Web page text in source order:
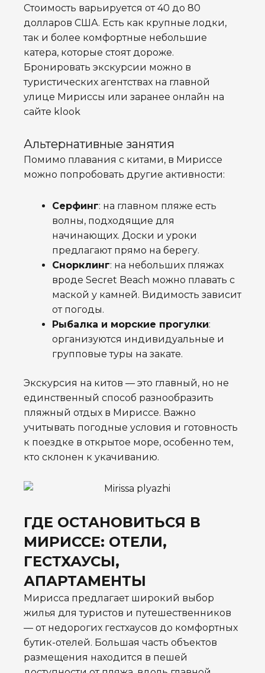
Стоимость варьируется от 40 до 80
долларов США. Есть как крупные лодки,
так и более комфортные небольшие
катера, которые стоят дороже.
Бронировать экскурсии можно в
туристических агентствах на главной
улице Мириссы или заранее онлайн на
сайте klook
Альтернативные занятия
Помимо плавания с китами, в Мириссе
можно попробовать другие активности:
Серфинг: на главном пляже есть
волны, подходящие для
начинающих. Доски и уроки
предлагают прямо на берегу.
Снорклинг: на небольших пляжах
вроде Secret Beach можно плавать с
маской у камней. Видимость зависит
от погоды.
Рыбалка и морские прогулки:
организуются индивидуальные и
групповые туры на закате.
Экскурсия на китов — это главный, но не
единственный способ разнообразить
пляжный отдых в Мириссе. Важно
учитывать погодные условия и готовность
к поездке в открытое море, особенно тем,
кто склонен к укачиванию.
ГДЕ ОСТАНОВИТЬСЯ В
МИРИССЕ: ОТЕЛИ,
ГЕСТХАУСЫ,
АПАРТАМЕНТЫ
Мирисса предлагает широкий выбор
жилья для туристов и путешественников
— от недорогих гестхаусов до комфортных
бутик-отелей. Большая часть объектов
размещения находится в пешей